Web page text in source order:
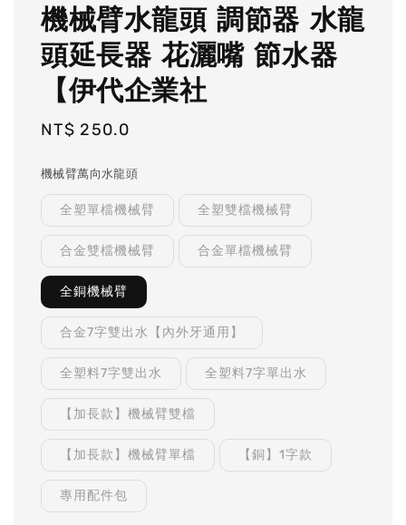
機械臂水龍頭 調節器 水龍
頭延長器 花灑嘴 節水器
【伊代企業社
Regular
NT$ 250.0
機械臂萬向水龍頭
全塑單檔機械臂 全塑雙檔機械臂
合金雙檔機械臂 合金單檔機械臂
全銅機械臂
合金7字雙出水【內外牙通用】
全塑料7字雙出水 全塑料7字單出水
【加長款】機械臂雙檔
【加長款】機械臂單檔 【銅】1字款
專用配件包